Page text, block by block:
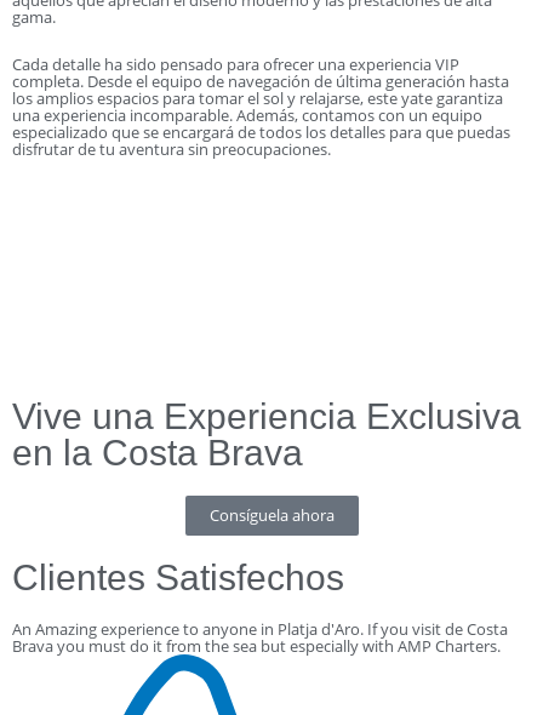
gama.
Cada detalle ha sido pensado para ofrecer una experiencia VIP
completa. Desde el equipo de navegación de última generación hasta
los amplios espacios para tomar el sol y relajarse, este yate garantiza
una experiencia incomparable. Además, contamos con un equipo
especializado que se encargará de todos los detalles para que puedas
disfrutar de tu aventura sin preocupaciones.
Vive una Experiencia Exclusiva
en la Costa Brava
Consíguela ahora
Clientes Satisfechos
An Amazing experience to anyone in Platja d'Aro. If you visit de Costa
Brava you must do it from the sea but especially with AMP Charters.